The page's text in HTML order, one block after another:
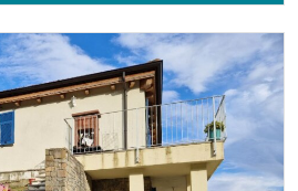
porticato si affaccia sul
dotato anch'esso di bagno. A
mq. di seminterrato, composto da
servita da apposita rampa.
nel giardino circostante la
giardino è variabile e ancora da